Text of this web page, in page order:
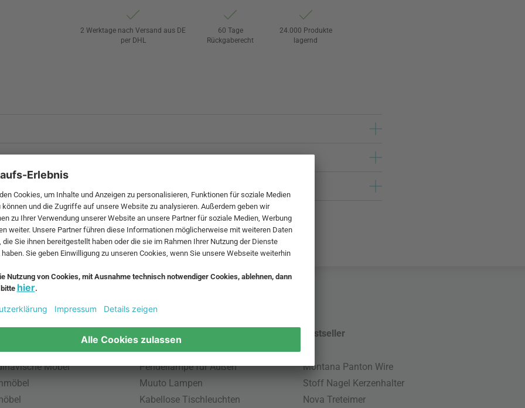
2 Werktage nach Versand aus DE
per DHL
60 Tage
Rückgaberecht
24.000 Produkte
lagernd
und zzgl.
Möbel
Beliebte Leuchten
Pendellampe für Außen
Muuto Lampen
Kabellose Tischleuchten
Bestseller
Montana Panton Wire
Stoff Nagel Kerzenhalter
Nova Treteimer